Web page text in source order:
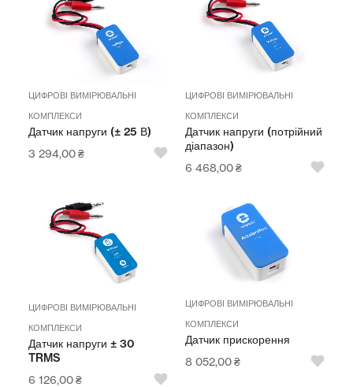
ЦИФРОВІ ВИМІРЮВАЛЬНІ
КОМПЛЕКСИ
Датчик напруги (± 25 В)
3 294,00₴
ЦИФРОВІ ВИМІРЮВАЛЬНІ
КОМПЛЕКСИ
Датчик напруги (потрійний
діапазон)
6 468,00₴
ЦИФРОВІ ВИМІРЮВАЛЬНІ
КОМПЛЕКСИ
Датчик напруги ± 30
TRMS
6 126,00₴
ЦИФРОВІ ВИМІРЮВАЛЬНІ
КОМПЛЕКСИ
Датчик прискорення
8 052,00₴